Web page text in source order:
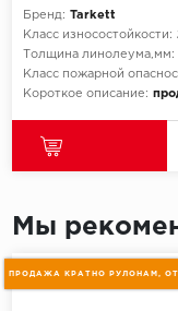
Бренд: Tarkett
Класс износостойкости:
Толщина линолеума,мм:
Класс пожарной
Короткое описание:
Мы
ПРОДАЖА КРАТНО РУЛОНАМ, ОТ